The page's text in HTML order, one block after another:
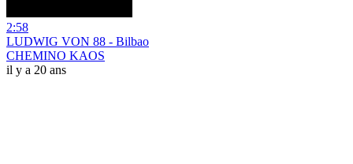
2:58
LUDWIG VON 88 - Bilbao
CHEMINO KAOS
il y a 20 ans